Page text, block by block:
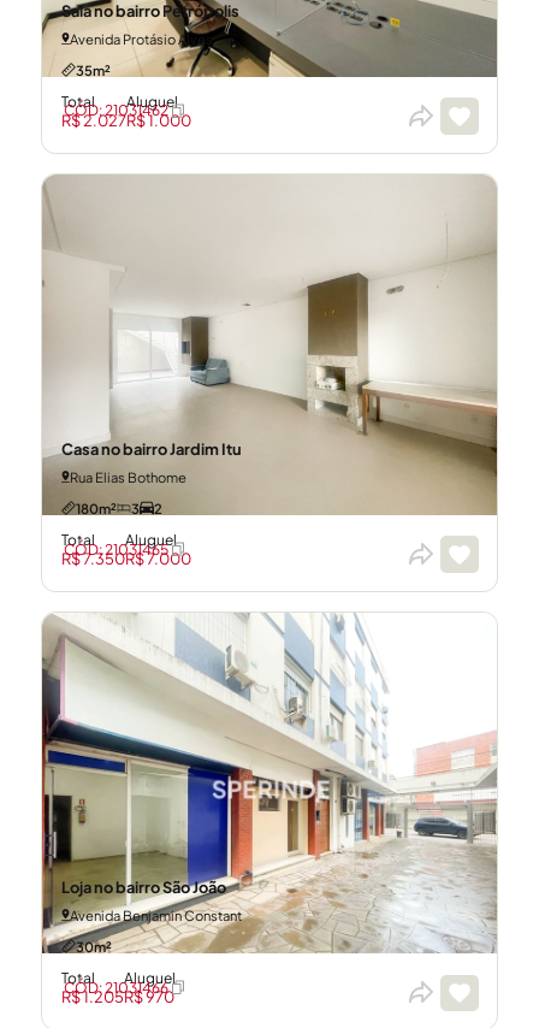
Sala no bairro Petrópolis
Avenida Protásio Alves
35m²
Total
R$ 2.027
Aluguel
R$ 1.000
CÓD: 21031462
Casa no bairro Jardim Itu
Rua Elias Bothome
180m²
3 2
Total
R$ 7.350
Aluguel
R$ 7.000
CÓD: 21031465
Loja no bairro São João
Avenida Benjamin Constant
30m²
Total
R$ 1.205
Aluguel
R$ 970
CÓD: 21031466